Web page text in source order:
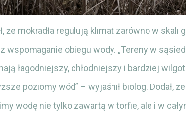
że mokradła regulują klimat zarówno w skali
wspomaganie obiegu wody. „Tereny w
łagodniejszy, chłodniejszy i bardziej
poziomy wód” – wyjaśnił biolog. Dodał,
wodę nie tylko zawartą w torfie, ale i w